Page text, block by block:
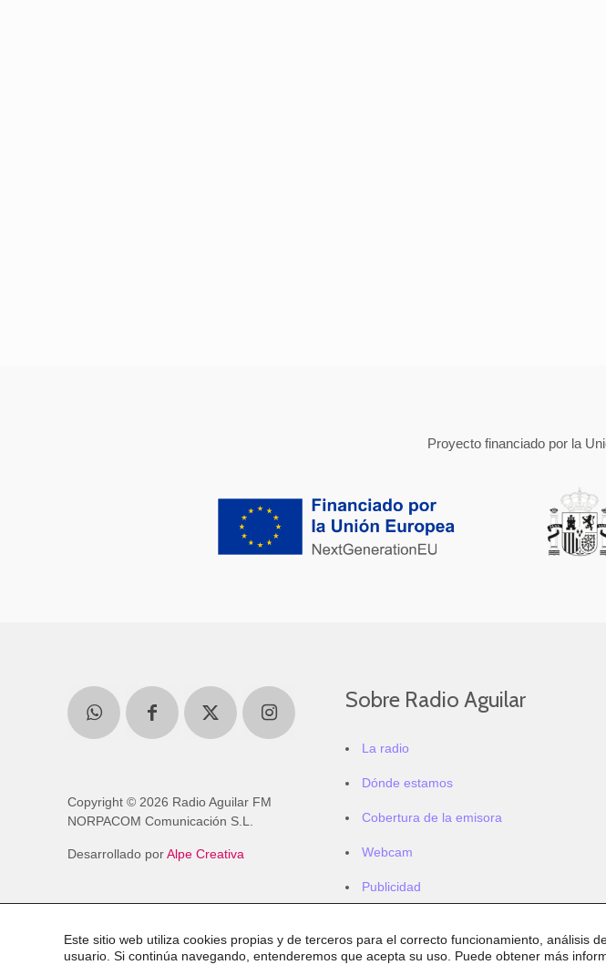
Proyecto financiado por la
Copyright © 2026 Radio Aguilar FM
NORPACOM Comunicación S.L.
Desarrollado porAlpe Creativa
Sobre Radio Aguilar
La radio
Dónde estamos
Cobertura de la emisora
Webcam
Publicidad
Este sitio web utiliza cookies propias y de terceros para el correcto funcionamiento, análisis
usuario. Si continúa navegando, entenderemos que acepta su uso. Puede obtener más